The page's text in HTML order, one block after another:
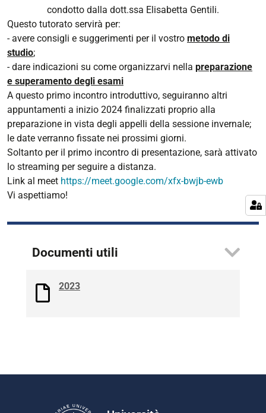
condotto dalla dott.ssa Elisabetta Gentili.
Questo tutorato servirà per:
- avere consigli e suggerimenti per il vostro metodo di
studio;
- dare indicazioni su come organizzarvi nella preparazione
e superamento degli esami
A questo primo incontro introduttivo, seguiranno altri
appuntamenti a inizio 2024 finalizzati proprio alla
preparazione in vista degli appelli della sessione invernale;
le date verranno fissate nei prossimi giorni.
Soltanto per il primo incontro di presentazione, sarà attivato
lo streaming per seguire a distanza.
Link al meet https://meet.google.com/xfx-bwjb-ewb
Vi aspettiamo!
Documenti utili
2023